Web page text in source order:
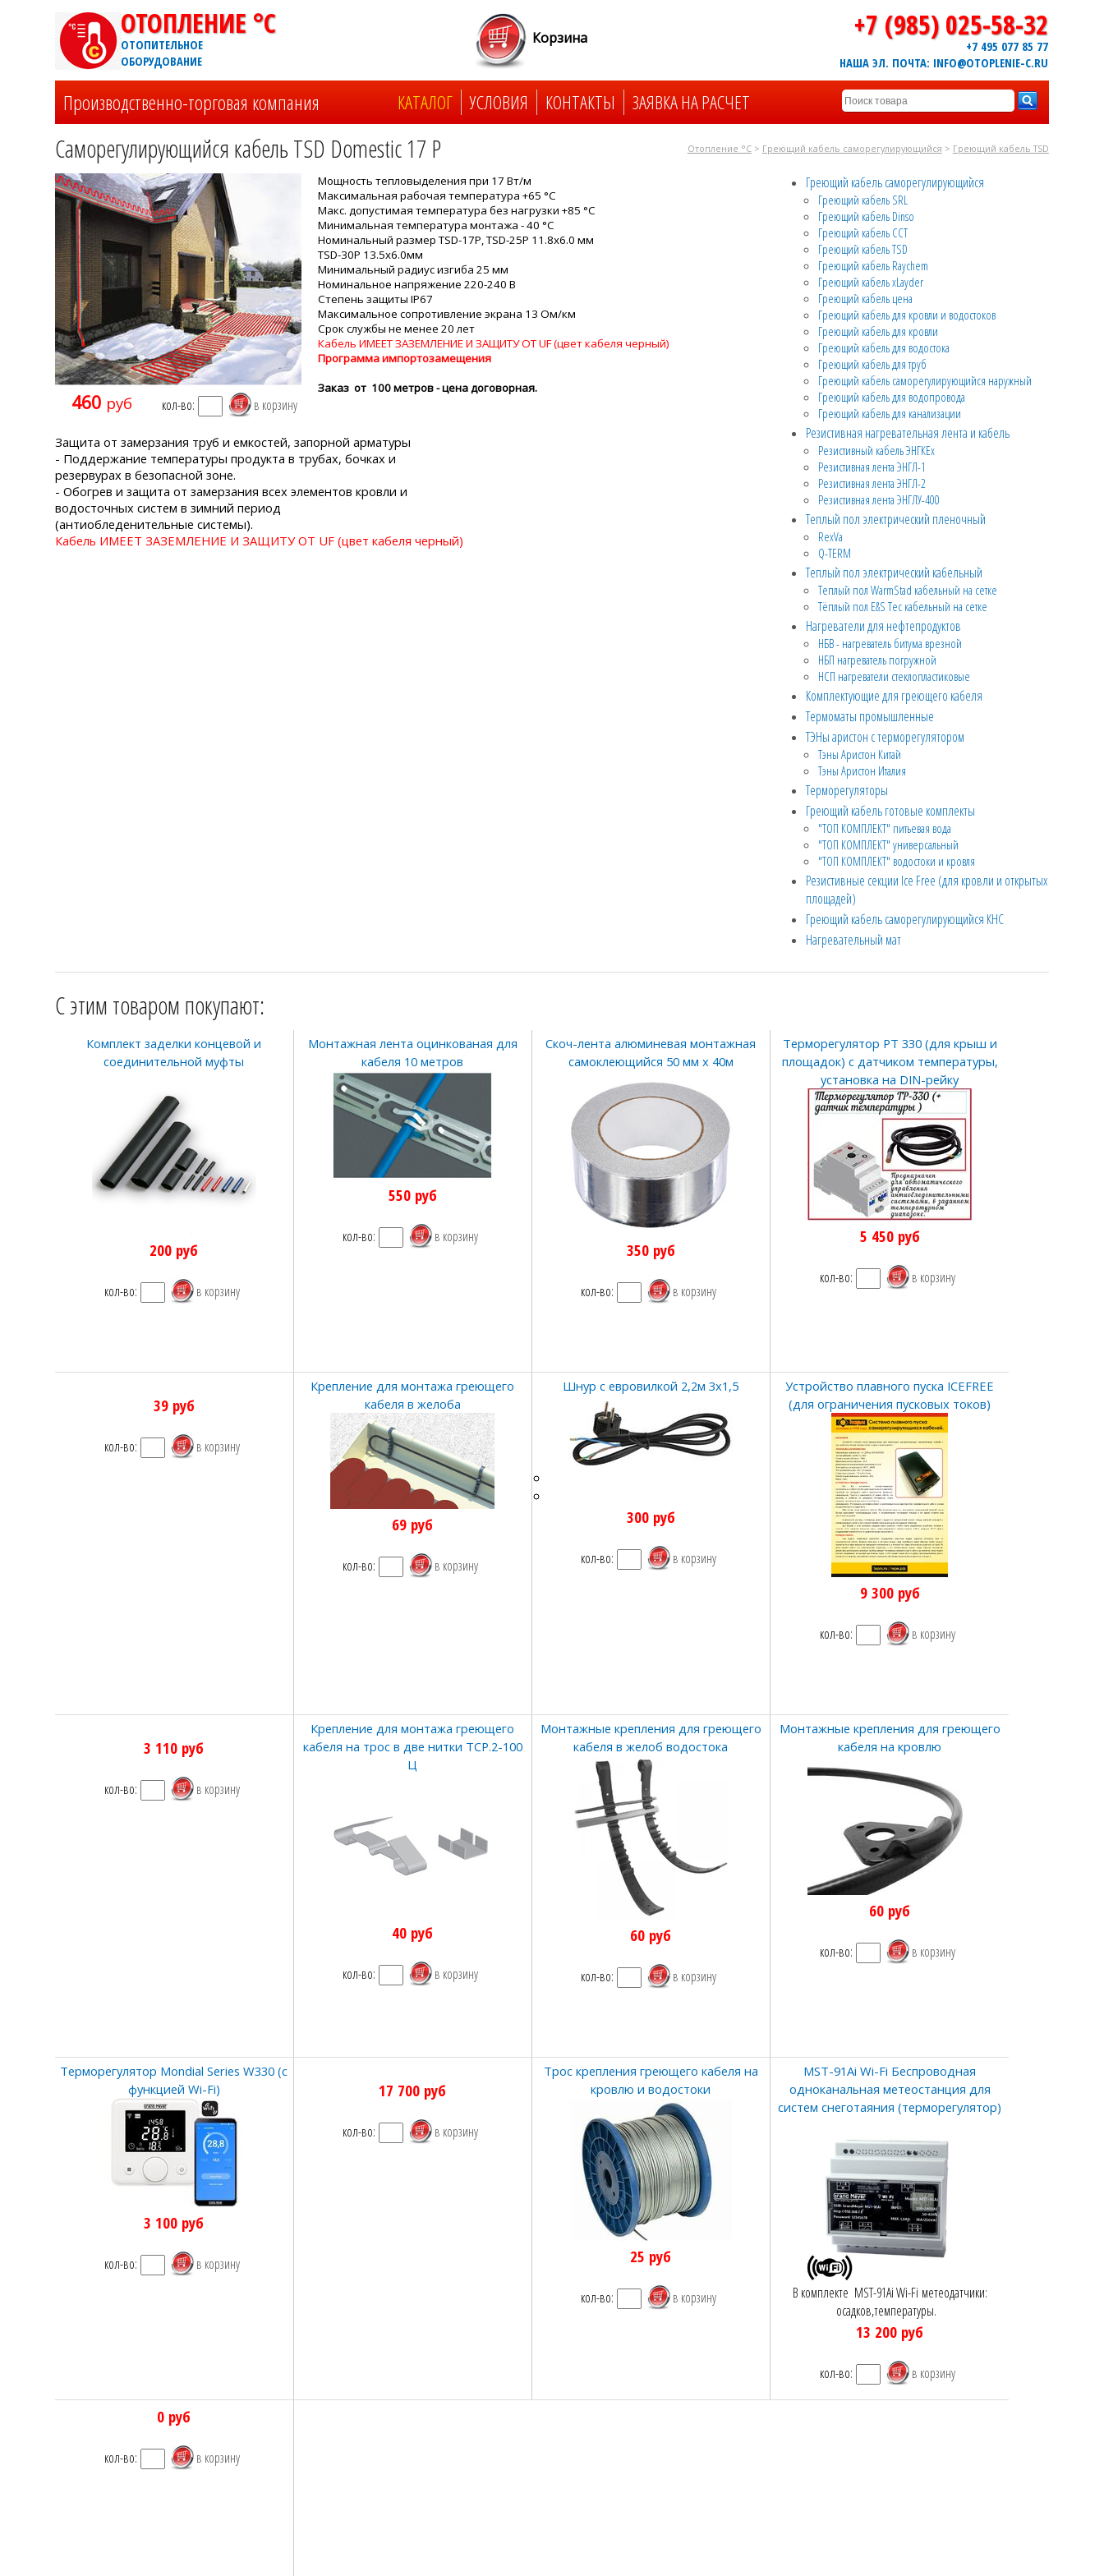
ОТОПЛЕНИЕ °C
ОТОПИТЕЛЬНОЕ
ОБОРУДОВАНИЕ
Корзина +7 (985) 025-58-32
+7 495 077 85 77
НАША ЭЛ. ПОЧТА: INFO@OTOPLENIE-C.RU
Производственно-торговая компания КАТАЛОГ УСЛОВИЯ КОНТАКТЫ ЗАЯВКА НА РАСЧЕТ
Отопление °C> Греющий кабель саморегулирующийся > Греющий кабель TSD
Саморегулирующийся кабель TSD Domestic 17 P
460 руб кол-во:
Мощность тепловыделения при 17 Вт/м
Максимальная рабочая температура +65 °C
Макс. допустимая температура без нагрузки +85 °C
Минимальная температура монтажа - 40 °C
Номинальный размер TSD-17P, TSD-25P 11.8x6.0 мм
TSD-30P 13.5x6.0мм
Минимальный радиус изгиба 25 мм
Номинальное напряжение 220-240 В
Степень защиты IP67
Максимальное сопротивление экрана 13 Ом/км
Срок службы не менее 20 лет
Кабель ИМЕЕТ ЗАЗЕМЛЕНИЕ И ЗАЩИТУ ОТ UF (цвет кабеля черный)
Программа импортозамещения
Заказ от 100 метров - цена договорная.
Защита от замерзания труб и емкостей, запорной арматуры
- Поддержание температуры продукта в трубах, бочках и
резервурах в безопасной зоне.
- Обогрев и защита от замерзания всех элементов кровли и
водосточных систем в зимний период
(антиобледенительные системы).
Кабель ИМЕЕТ ЗАЗЕМЛЕНИЕ И ЗАЩИТУ ОТ UF (цвет кабеля черный)
Греющий кабель саморегулирующийся
Греющий кабель SRL
Греющий кабель Dinso
Греющий кабель CCT
Греющий кабель TSD
Греющий кабель Raychem
Греющий кабель xLayder
Греющий кабель цена
Греющий кабель для кровли и водостоков
Греющий кабель для кровли
Греющий кабель для водостока
Греющий кабель для труб
Греющий кабель саморегулирующийся наружный
Греющий кабель для водопровода
Греющий кабель для канализации
Резистивная нагревательная лента и кабель
Резистивный кабель ЭНГКЕх
Резистивная лента ЭНГЛ-1
Резистивная лента ЭНГЛ-2
Резистивная лента ЭНГЛУ-400
Теплый пол электрический пленочный
RexVa
Q-TERM
Теплый пол электрический кабельный
Теплый пол WarmStad кабельный на сетке
Тёплый пол E&S Tec кабельный на сетке
Нагреватели для нефтепродуктов
НБВ - нагреватель битума врезной
НБП нагреватель погружной
НСП нагреватели стеклопластиковые
Комплектующие для греющего кабеля
Термоматы промышленные
ТЭНы аристон с терморегулятором
Тэны Аристон Китай
Тэны Аристон Италия
Терморегуляторы
Греющий кабель готовые комплекты
"ТОП КОМПЛЕКТ" питьевая вода
"ТОП КОМПЛЕКТ" универсальный
"ТОП КОМПЛЕКТ" водостоки и кровля
Резистивные секции Ice Free (для кровли и открытых
площадей)
Греющий кабель саморегулирующийся КНС
Нагревательный мат
С этим товаром покупают:
Комплект заделки концевой и
соединительной муфты
200 руб
кол-во:
Монтажная лента оцинкованая для
кабеля 10 метров
550 руб
кол-во:
Скоч-лента алюминевая монтажная
самоклеющийся 50 мм х 40м
350 руб
кол-во:
Терморегулятор РТ 330 (для крыш и
площадок) с датчиком температуры,
установка на DIN-рейку
5 450 руб
кол-во:
39 руб
кол-во:
Крепление для монтажа греющего
кабеля в желоба
69 руб
кол-во:
Шнур с евровилкой 2,2м 3х1,5
300 руб
кол-во:
Устройство плавного пуска ICEFREE
(для ограничения пусковых токов)
9 300 руб
кол-во:
3 110 руб
кол-во:
Крепление для монтажа греющего
кабеля на трос в две нитки ТСР.2-100
Ц
40 руб
кол-во:
Монтажные крепления для греющего
кабеля в желоб водостока
60 руб
кол-во:
Монтажные крепления для греющего
кабеля на кровлю
60 руб
кол-во:
Терморегулятор Mondial Series W330 (с
функцией Wi-Fi)
3 100 руб
кол-во:
17 700 руб
кол-во:
Трос крепления греющего кабеля на
кровлю и водостоки
25 руб
кол-во:
MST-91Ai Wi-Fi Беспроводная
одноканальная метеостанция для
систем снеготаяния (терморегулятор)
В комплекте MST-91Ai Wi-Fi метеодатчики:
осадков,температуры.
13 200 руб
кол-во:
0 руб
кол-во: